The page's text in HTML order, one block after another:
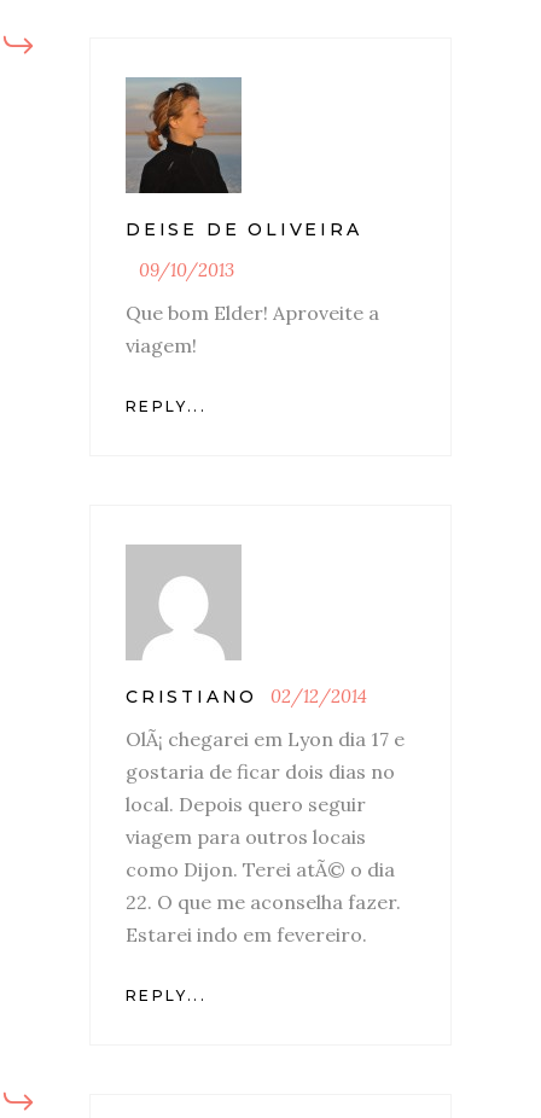
DEISE DE OLIVEIRA
09/10/2013
Que bom Elder! Aproveite a
viagem!
REPLY...
CRISTIANO 02/12/2014
OlÃ¡ chegarei em Lyon dia 17 e
gostaria de ficar dois dias no
local. Depois quero seguir
viagem para outros locais
como Dijon. Terei atÃ© o dia
22. O que me aconselha fazer.
Estarei indo em fevereiro.
REPLY...